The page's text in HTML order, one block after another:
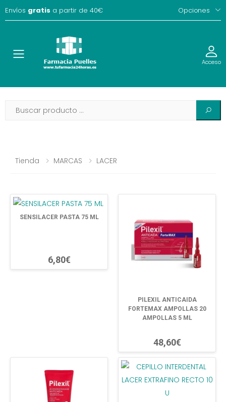
Envíos gratis a partir de 40€ Opciones
Toggle Acceso
Tienda MARCAS LACER
SENSILACER PASTA 75 ML
6,80€
PILEXIL ANTICAIDA
FORTEMAX AMPOLLAS 20
AMPOLLAS 5 ML
48,60€